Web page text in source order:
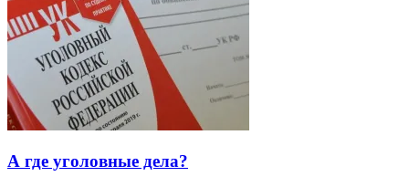
А где уголовные дела?